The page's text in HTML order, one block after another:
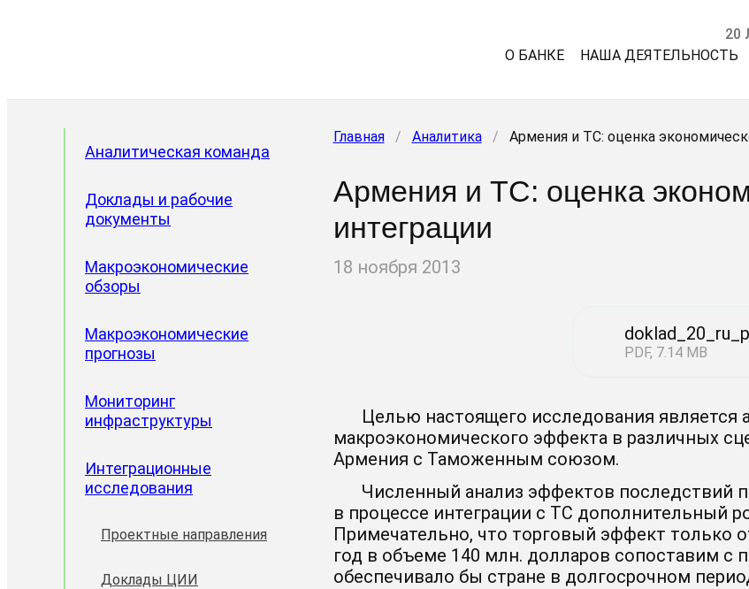
20
О БАНКЕ
НАША ДЕЯТЕЛЬНОСТЬ
Аналитическая команда
Доклады и рабочие
документы
Макроэкономические
обзоры
Макроэкономические
прогнозы
Мониторинг
инфраструктуры
Интеграционные
исследования
Проектные направления
Доклады ЦИИ
Главная / Аналитика / Армения и ТС: оценка
Армения и ТС: оценка
интеграции
18 ноября 2013
PDF, 7.14 MB
Целью настоящего исследования является
макроэкономического эффекта в различных
Армения с Таможенным союзом.
Численный анализ эффектов последствий
в процессе интеграции с ТС дополнительный
Примечательно, что торговый эффект только
год в объеме 140 млн. долларов сопоставим с
обеспечивало бы стране в долгосрочном